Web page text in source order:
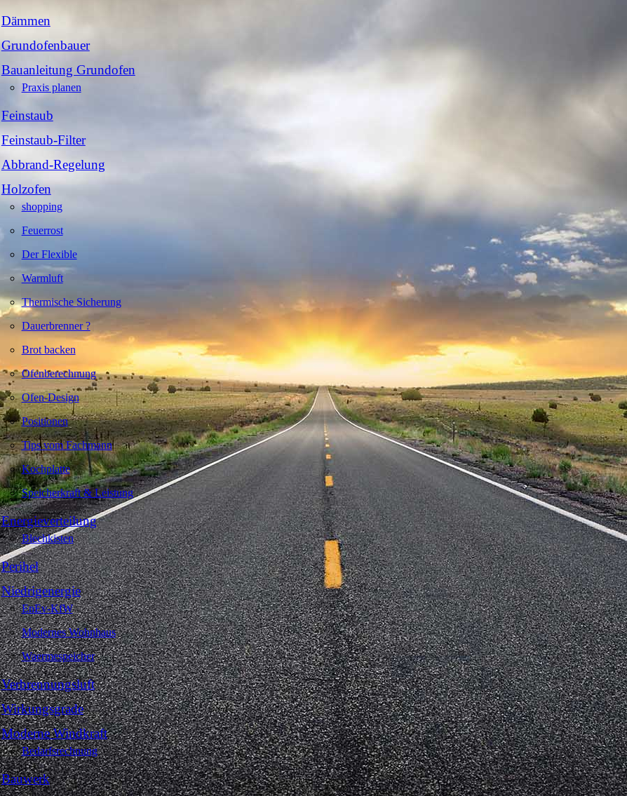
Dämmen
Grundofenbauer
Bauanleitung Grundofen
Praxis planen
Feinstaub
Feinstaub-Filter
Abbrand-Regelung
Holzofen
shopping
Feuerrost
Der Flexible
Warmluft
Thermische Sicherung
Dauerbrenner ?
Brot backen
Ofenberechnung
Ofen-Design
Positionen
Tips vom Fachmann
Kochplatte
Speicherkraft & Leistung
Energieverteilung
Blechkisten
Perihel
Niedrigenergie
EnEv-KfW
Modernes Wohnhaus
Waermespeicher
Verbrennungsluft
Wirkungsgrade
Moderne Windkraft
Bedarfsrechnung
Bauwerk